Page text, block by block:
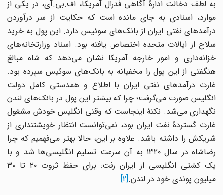
به لطف دخالت ادارۀ آگاهی فدرال آمریکا، اف.بی.آی، در یکی از
موارد، اسنادی به جای مانده است که حکایت از سر درآوردن
درآمدهای نفتی ایران از بانک‌های سوئیس دارد. این پول به خرید
سلاح از ایالات متحده اختصاص یافته بود. اسناد وزارتخانه‌های
خزانه‌داری و امور خارجه آمریکا نشان می‌دهد که شاه مبالغ
هنگفتی از این پول را مخفیانه به بانک‌های سوئیس سپرده بود.
غارت درآمدهای نفتی ایران با اطلاع و همدستی کامل دولت
انگلیس صورت می‌گرفت؛ چرا که بیشتر این پول در بانک‌های لندن
نگهداری می‌شد. نکتۀ اینجاست که وقتی انگلیس خودش مشغول
غارت گستردۀ نفت ایران بود، نمی‌توانست انتظار خویشتنداری از
شریکش را داشته باشد. علاوه بر این، حالا بهتر می‌فهمیم که چرا
رضاشاه در سال ۱۳۲۰ به آن سرعت تسلیم انگلیسی‌ها شد و با
یک کشتی انگلیسی از ایران رفت: برای حفظ ثروت ۲۰ تا ۳۰
میلیون پوندی خود در لندن.[2]